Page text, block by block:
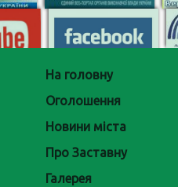
На головну
Оголошення
Новини міста
Про Заставну
Галерея